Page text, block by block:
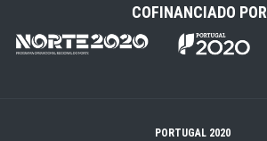
COFINANCIADO POR
PORTUGAL 2020